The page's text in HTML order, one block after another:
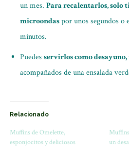
un mes. Para recalentarlos, solo
microondaspor unos segundos o
minutos.
Puedes servirlos como desayuno,
acompañados de una ensalada
Relacionado
Muffins de Omelette,
esponjocitos y deliciosos
un